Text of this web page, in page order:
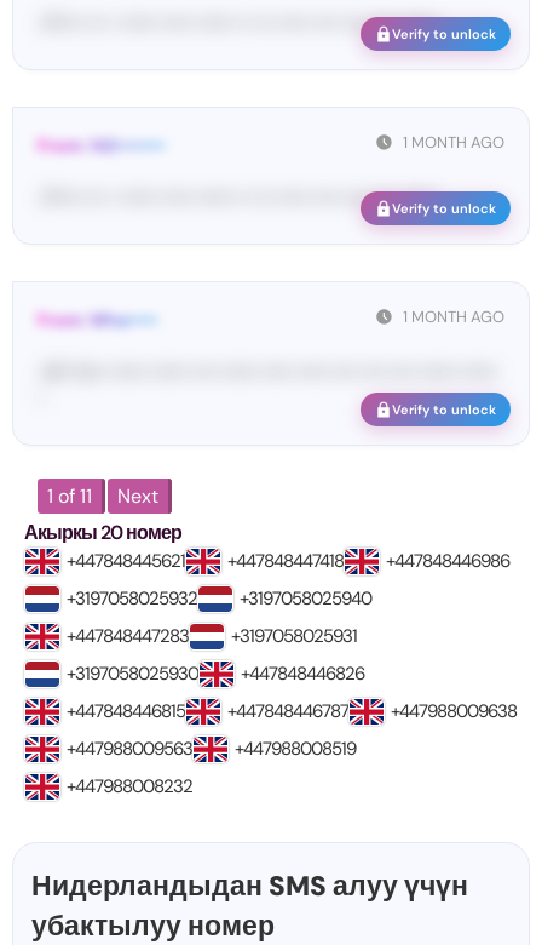
<P•••• ••• • •••••• ••••• •••••• •• ••• ••••• •••• •••• •••• ••••••Verify to unlock
1 MONTH AGO
From: 142••••••••
<P•••• ••• • •••••• ••••• •••••• •• ••• ••••• •••• •••• •••• ••••••Verify to unlock
1 MONTH AGO
From: Wha•••••
Verify to unlock
1 of 11
Next
Акыркы 20 номер
+447848445621 +447848447418
+447848446986
+3197058025932
+3197058025940
+447848447283
+3197058025931
+3197058025930
+447848446826
+447848446815
+447848446787
+447988009638
+447988009563
+447988008519
+447988008232
Нидерландыдан SMS алуу үчүн
убактылуу номер